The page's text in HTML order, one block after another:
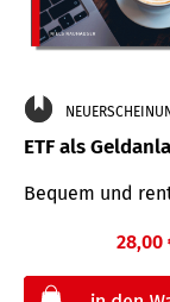
ETF als
Bequem und
28,00